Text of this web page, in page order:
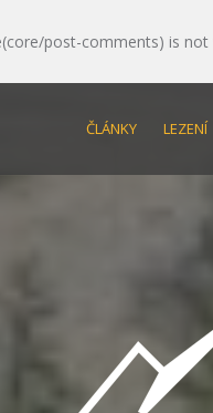
post-comments) is
ČLÁNKY LEZENÍ